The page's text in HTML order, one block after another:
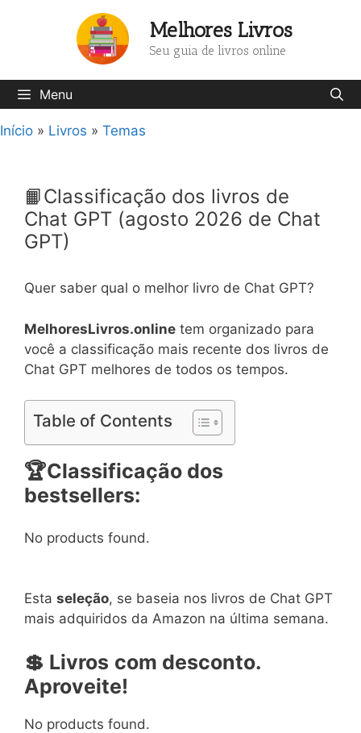
Melhores Livros
Seu guia de livros online
Menu
Início » Livros » Temas
📙Classificação dos livros de
Chat GPT (agosto 2026 de Chat
GPT)
Quer saber qual o melhor livro de Chat GPT?
MelhoresLivros.online tem organizado para
você a classificação mais recente dos livros de
Chat GPT melhores de todos os tempos.
Table of Contents
🏆Classificação dos
bestsellers:
No products found.
Esta seleção, se baseia nos livros de Chat GPT
mais adquiridos da Amazon na última semana.
💲 Livros com desconto.
Aproveite!
No products found.